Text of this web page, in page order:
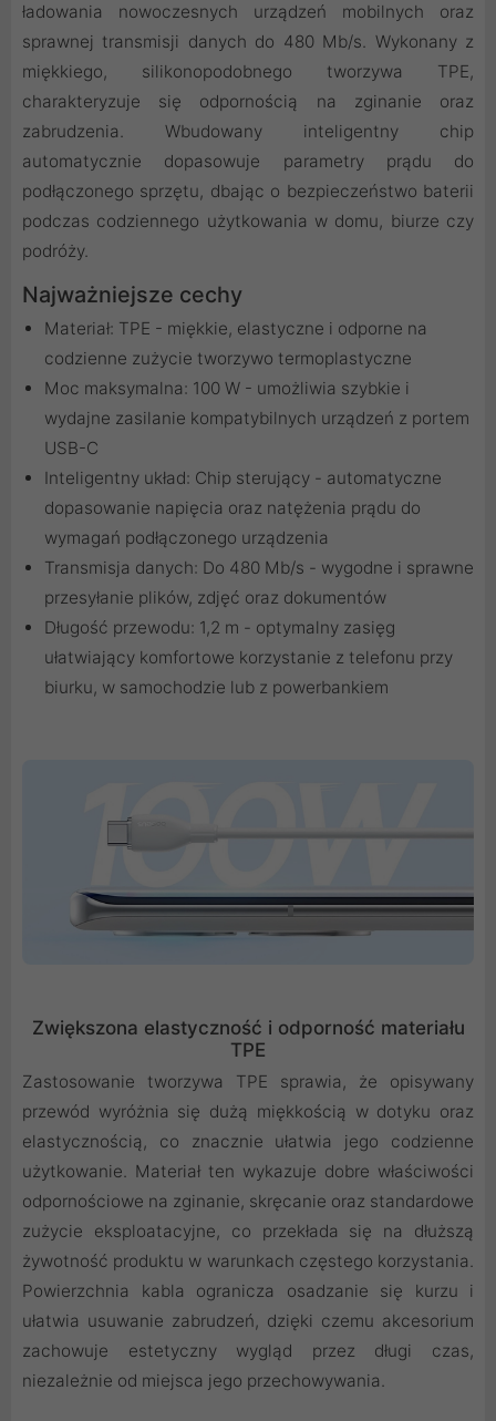
ładowania nowoczesnych urządzeń mobilnych oraz
sprawnej transmisji danych do 480 Mb/s. Wykonany z
miękkiego, silikonopodobnego tworzywa TPE,
charakteryzuje się odpornością na zginanie oraz
zabrudzenia. Wbudowany inteligentny chip
automatycznie dopasowuje parametry prądu do
podłączonego sprzętu, dbając o bezpieczeństwo baterii
podczas codziennego użytkowania w domu, biurze czy
podróży.
Najważniejsze cechy
Materiał: TPE - miękkie, elastyczne i odporne na
codzienne zużycie tworzywo termoplastyczne
Moc maksymalna: 100 W - umożliwia szybkie i
wydajne zasilanie kompatybilnych urządzeń z portem
USB-C
Inteligentny układ: Chip sterujący - automatyczne
dopasowanie napięcia oraz natężenia prądu do
wymagań podłączonego urządzenia
Transmisja danych: Do 480 Mb/s - wygodne i sprawne
przesyłanie plików, zdjęć oraz dokumentów
Długość przewodu: 1,2 m - optymalny zasięg
ułatwiający komfortowe korzystanie z telefonu przy
biurku, w samochodzie lub z powerbankiem
Zwiększona elastyczność i odporność materiału
TPE
Zastosowanie tworzywa TPE sprawia, że opisywany
przewód wyróżnia się dużą miękkością w dotyku oraz
elastycznością, co znacznie ułatwia jego codzienne
użytkowanie. Materiał ten wykazuje dobre właściwości
odpornościowe na zginanie, skręcanie oraz standardowe
zużycie eksploatacyjne, co przekłada się na dłuższą
żywotność produktu w warunkach częstego korzystania.
Powierzchnia kabla ogranicza osadzanie się kurzu i
ułatwia usuwanie zabrudzeń, dzięki czemu akcesorium
zachowuje estetyczny wygląd przez długi czas,
niezależnie od miejsca jego przechowywania.